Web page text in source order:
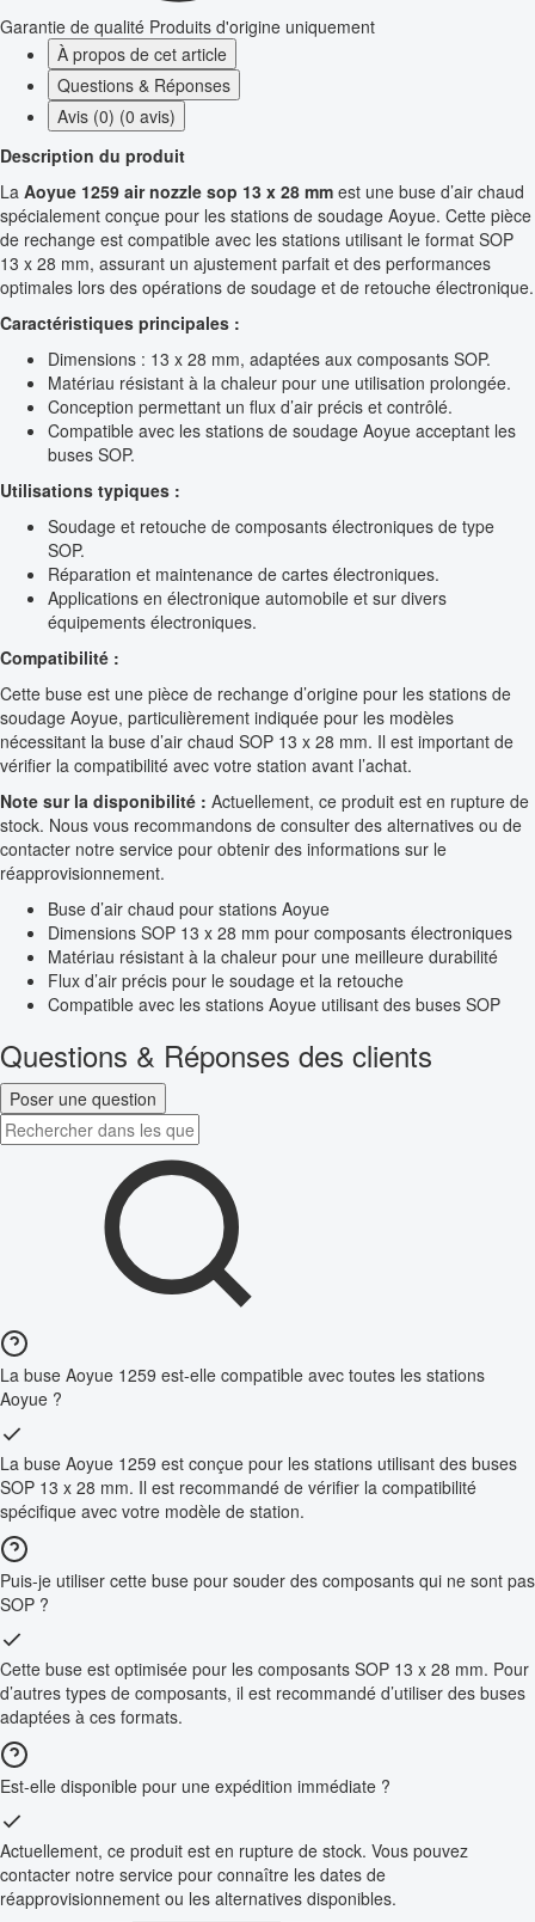
Garantie de qualité Produits d'origine uniquement
À propos de cet article
Questions & Réponses
Avis (0) (0 avis)
Description du produit
La Aoyue 1259 air nozzle sop 13 x 28 mm est une buse d’air chaud
spécialement conçue pour les stations de soudage Aoyue. Cette pièce
de rechange est compatible avec les stations utilisant le format SOP
13 x 28 mm, assurant un ajustement parfait et des performances
optimales lors des opérations de soudage et de retouche électronique.
Caractéristiques principales :
Dimensions : 13 x 28 mm, adaptées aux composants SOP.
Matériau résistant à la chaleur pour une utilisation prolongée.
Conception permettant un flux d’air précis et contrôlé.
Compatible avec les stations de soudage Aoyue acceptant les
buses SOP.
Utilisations typiques :
Soudage et retouche de composants électroniques de type
SOP.
Réparation et maintenance de cartes électroniques.
Applications en électronique automobile et sur divers
équipements électroniques.
Compatibilité :
Cette buse est une pièce de rechange d’origine pour les stations de
soudage Aoyue, particulièrement indiquée pour les modèles
nécessitant la buse d’air chaud SOP 13 x 28 mm. Il est important de
vérifier la compatibilité avec votre station avant l’achat.
Note sur la disponibilité : Actuellement, ce produit est en rupture de
stock. Nous vous recommandons de consulter des alternatives ou de
contacter notre service pour obtenir des informations sur le
réapprovisionnement.
Buse d’air chaud pour stations Aoyue
Dimensions SOP 13 x 28 mm pour composants électroniques
Matériau résistant à la chaleur pour une meilleure durabilité
Flux d’air précis pour le soudage et la retouche
Compatible avec les stations Aoyue utilisant des buses SOP
Questions & Réponses des clients
Poser une question
La buse Aoyue 1259 est-elle compatible avec toutes les stations
Aoyue ?
La buse Aoyue 1259 est conçue pour les stations utilisant des buses
SOP 13 x 28 mm. Il est recommandé de vérifier la compatibilité
spécifique avec votre modèle de station.
Puis-je utiliser cette buse pour souder des composants qui ne sont pas
SOP ?
Cette buse est optimisée pour les composants SOP 13 x 28 mm. Pour
d’autres types de composants, il est recommandé d’utiliser des buses
adaptées à ces formats.
Est-elle disponible pour une expédition immédiate ?
Actuellement, ce produit est en rupture de stock. Vous pouvez
contacter notre service pour connaître les dates de
réapprovisionnement ou les alternatives disponibles.